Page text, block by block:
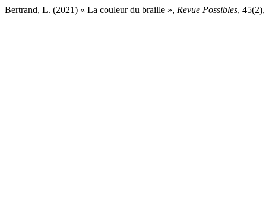
Bertrand, L. (2021) « La couleur du braille », Revue Possibles,